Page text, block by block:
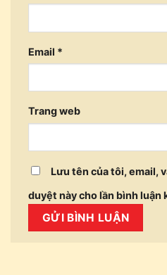
Email *
Trang web
Lưu tên của tôi, email,
duyệt này cho lần bình luận